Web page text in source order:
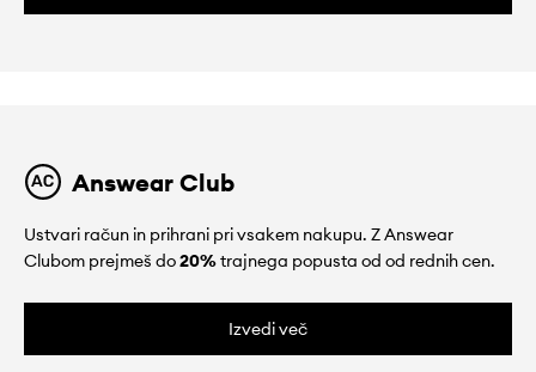
Answear Club
Ustvari račun in prihrani pri vsakem nakupu. Z Answear
Clubom prejmeš do20%trajnega popusta od od rednih cen.
Izvedi več